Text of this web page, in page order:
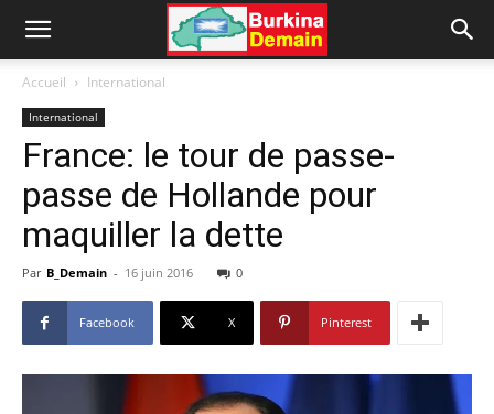
Accueil International
International
France: le tour de passe-
passe de Hollande pour
maquiller la dette
Par B_Demain - 16 juin 2016 0
Facebook X Pinterest